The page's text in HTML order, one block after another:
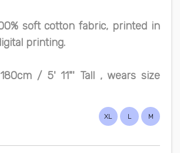
soft cotton fabric, printed in
printing.
/ 5' 11"' Tall , wears size
M
L
XL